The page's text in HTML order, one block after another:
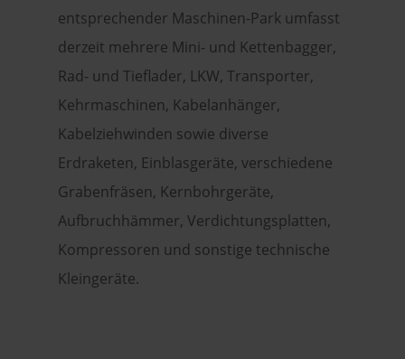
entsprechender Maschinen-Park umfasst
derzeit mehrere Mini- und Kettenbagger,
Rad- und Tieflader, LKW, Transporter,
Kehrmaschinen, Kabelanhänger,
Kabelziehwinden sowie diverse
Erdraketen, Einblasgeräte, verschiedene
Grabenfräsen, Kernbohrgeräte,
Aufbruchhämmer, Verdichtungsplatten,
Kompressoren und sonstige technische
Kleingeräte.